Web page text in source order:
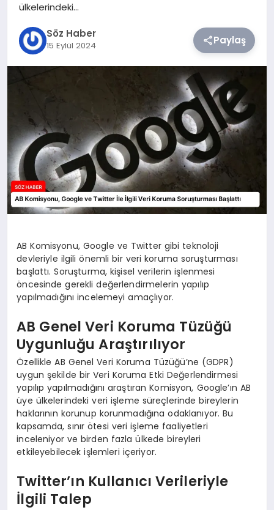
ülkelerindeki…
Söz Haber
15 Eylül 2024 Paylaş
AB Komisyonu, Google ve Twitter gibi teknoloji
devleriyle ilgili önemli bir veri koruma soruşturması
başlattı. Soruşturma, kişisel verilerin işlenmesi
öncesinde gerekli değerlendirmelerin yapılıp
yapılmadığını incelemeyi amaçlıyor.
AB Genel Veri Koruma Tüzüğü
Uygunluğu Araştırılıyor
Özellikle AB Genel Veri Koruma Tüzüğü’ne (GDPR)
uygun şekilde bir Veri Koruma Etki Değerlendirmesi
yapılıp yapılmadığını araştıran Komisyon, Google’ın AB
üye ülkelerindeki veri işleme süreçlerinde bireylerin
haklarının korunup korunmadığına odaklanıyor. Bu
kapsamda, sınır ötesi veri işleme faaliyetleri
inceleniyor ve birden fazla ülkede bireyleri
etkileyebilecek işlemleri içeriyor.
Twitter’ın Kullanıcı Verileriyle
İlgili Talep